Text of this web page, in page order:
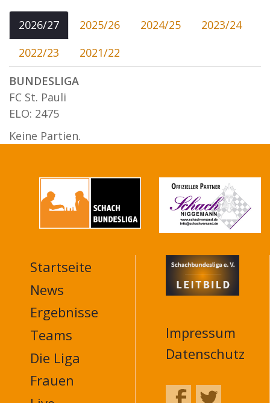
2026/27 2025/26 2024/25
2023/24
2022/23
2021/22
BUNDESLIGA
FC St. Pauli
ELO: 2475
Keine Partien.
MAIN
NAVIGATION
FOOTER
Startseite
News
Ergebnisse
Teams
Die Liga
Frauen
Impressum
Datenschutz